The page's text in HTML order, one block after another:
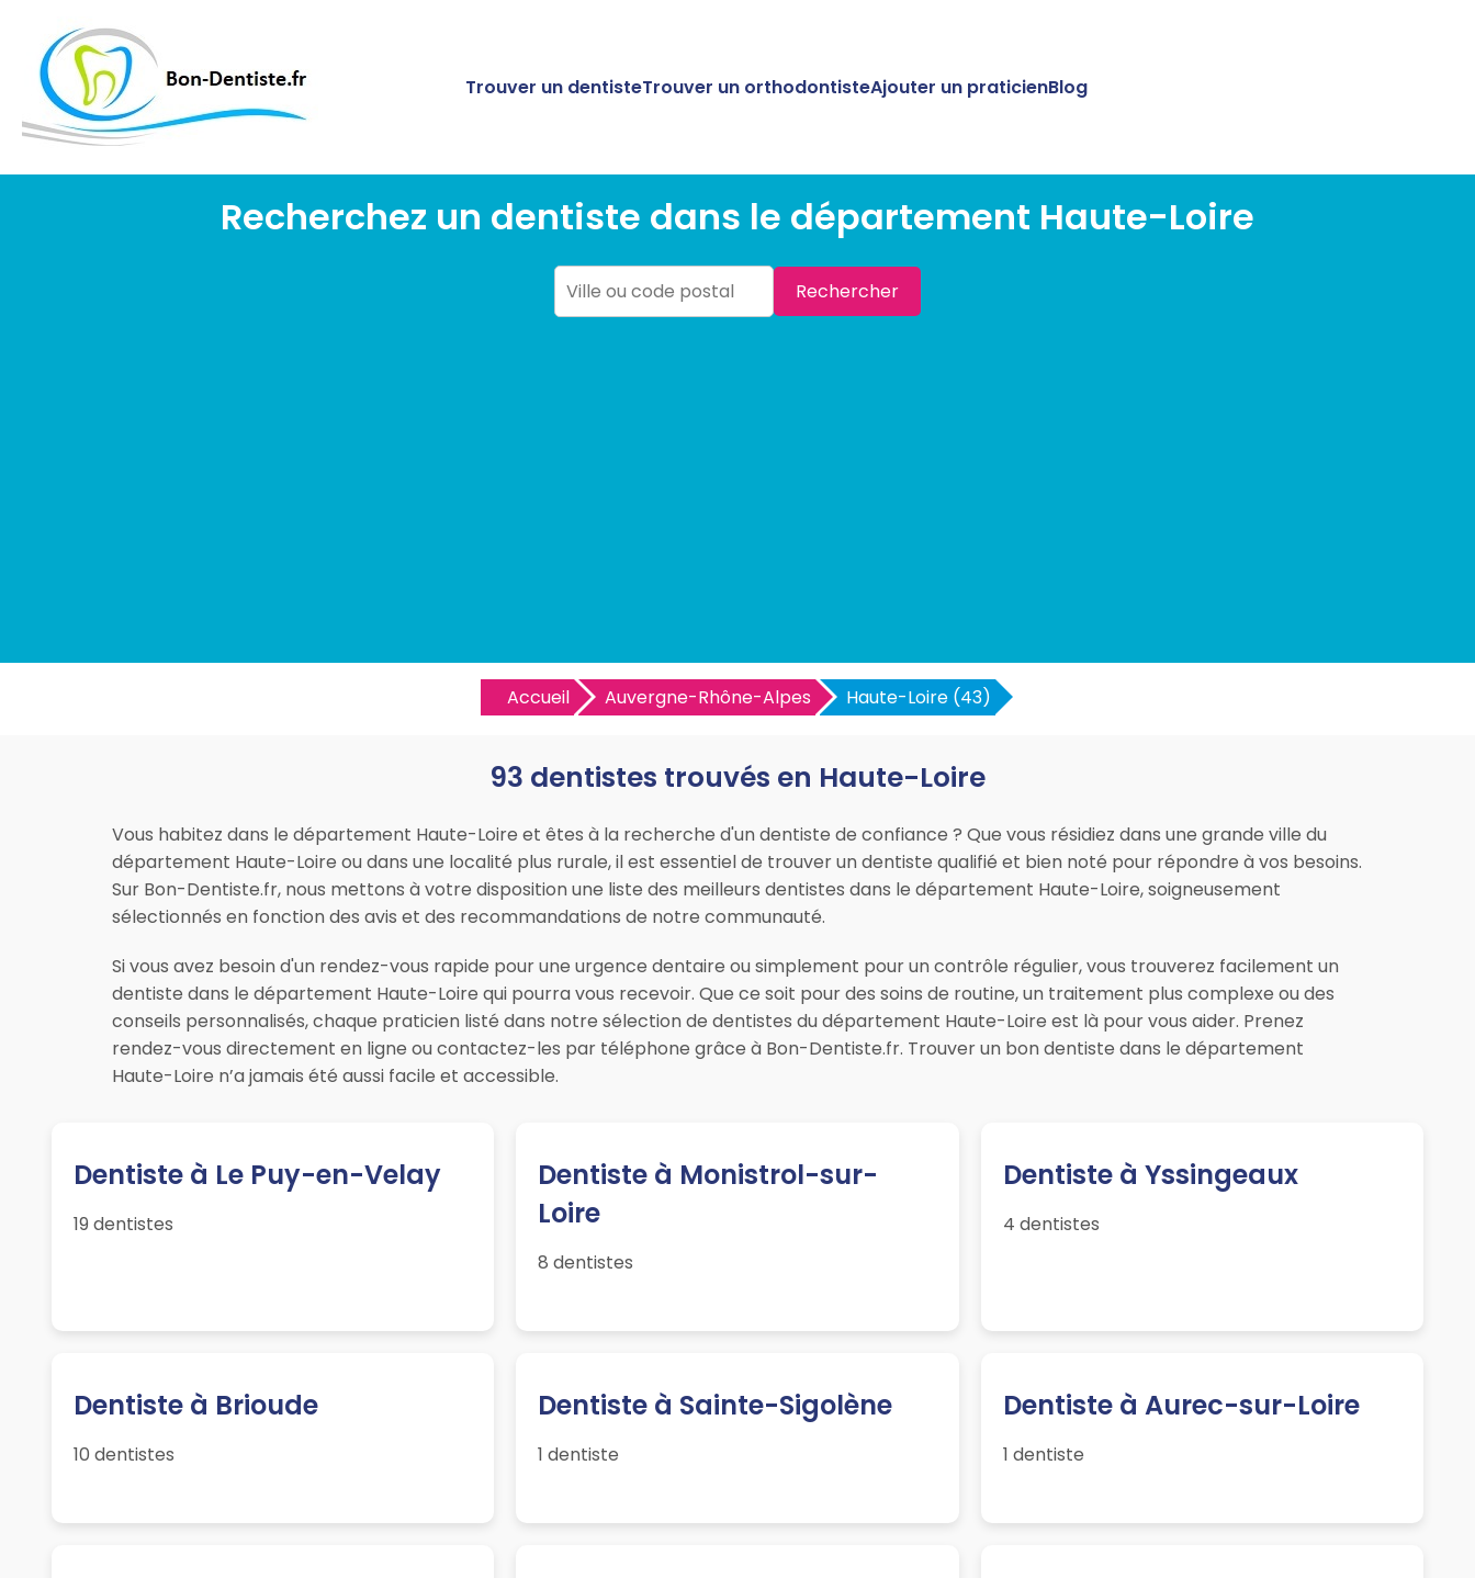
Trouver un dentisteTrouver un orthodontisteAjouter un praticienBlog
Recherchez un dentiste dans le département Haute-Loire
Rechercher
Accueil Auvergne-Rhône-Alpes Haute-Loire (43)
93 dentistes trouvés en Haute-Loire
Vous habitez dans le département Haute-Loire et êtes à la recherche d'un dentiste de confiance ? Que vous résidiez dans une grande ville du
département Haute-Loire ou dans une localité plus rurale, il est essentiel de trouver un dentiste qualifié et bien noté pour répondre à vos besoins.
Sur Bon-Dentiste.fr, nous mettons à votre disposition une liste des meilleurs dentistes dans le département Haute-Loire, soigneusement
sélectionnés en fonction des avis et des recommandations de notre communauté.
Si vous avez besoin d'un rendez-vous rapide pour une urgence dentaire ou simplement pour un contrôle régulier, vous trouverez facilement un
dentiste dans le département Haute-Loire qui pourra vous recevoir. Que ce soit pour des soins de routine, un traitement plus complexe ou des
conseils personnalisés, chaque praticien listé dans notre sélection de dentistes du département Haute-Loire est là pour vous aider. Prenez
rendez-vous directement en ligne ou contactez-les par téléphone grâce à Bon-Dentiste.fr. Trouver un bon dentiste dans le département
Haute-Loire n’a jamais été aussi facile et accessible.
Dentiste à Le Puy-en-Velay
19 dentistes
Dentiste à Monistrol-sur-
Loire
8 dentistes
Dentiste à Yssingeaux
4 dentistes
Dentiste à Brioude
10 dentistes
Dentiste à Sainte-Sigolène
1 dentiste
Dentiste à Aurec-sur-Loire
1 dentiste